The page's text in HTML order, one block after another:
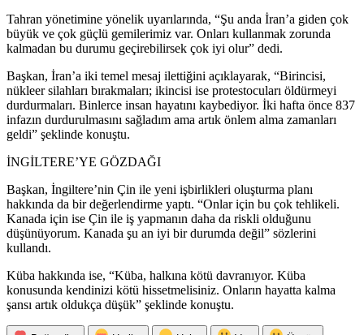
Tahran yönetimine yönelik uyarılarında, “Şu anda İran’a giden çok
büyük ve çok güçlü gemilerimiz var. Onları kullanmak zorunda
kalmadan bu durumu geçirebilirsek çok iyi olur” dedi.
Başkan, İran’a iki temel mesaj ilettiğini açıklayarak, “Birincisi,
nükleer silahları bırakmaları; ikincisi ise protestocuları öldürmeyi
durdurmaları. Binlerce insan hayatını kaybediyor. İki hafta önce 837
infazın durdurulmasını sağladım ama artık önlem alma zamanları
geldi” şeklinde konuştu.
İNGİLTERE’YE GÖZDAĞI
Başkan, İngiltere’nin Çin ile yeni işbirlikleri oluşturma planı
hakkında da bir değerlendirme yaptı. “Onlar için bu çok tehlikeli.
Kanada için ise Çin ile iş yapmanın daha da riskli olduğunu
düşünüyorum. Kanada şu an iyi bir durumda değil” sözlerini
kullandı.
Küba hakkında ise, “Küba, halkına kötü davranıyor. Küba
konusunda kendinizi kötü hissetmelisiniz. Onların hayatta kalma
şansı artık oldukça düşük” şeklinde konuştu.